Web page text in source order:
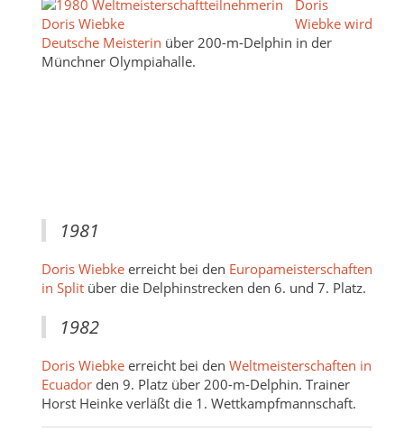
Doris
Wiebke wird
Deutsche Meisterin über 200-m-Delphin in der
Münchner Olympiahalle.
1981
Doris Wiebkeerreicht bei den Europameisterschaften
in Splitüber die Delphinstrecken den 6. und 7. Platz.
1982
Doris Wiebkeerreicht bei den Weltmeisterschaften in
Ecuadorden 9. Platz über 200-m-Delphin. Trainer
Horst Heinke verläßt die 1. Wettkampfmannschaft.